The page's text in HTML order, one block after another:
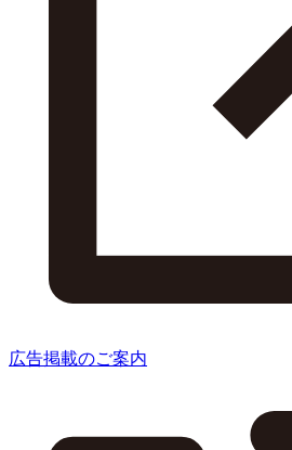
広告掲載のご案内